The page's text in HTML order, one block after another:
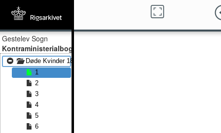
Gestelev Sogn
Kontraministerialbog
Døde Kvinder 1848 - Døde Kvinder 1883
1
2
3
4
5
6